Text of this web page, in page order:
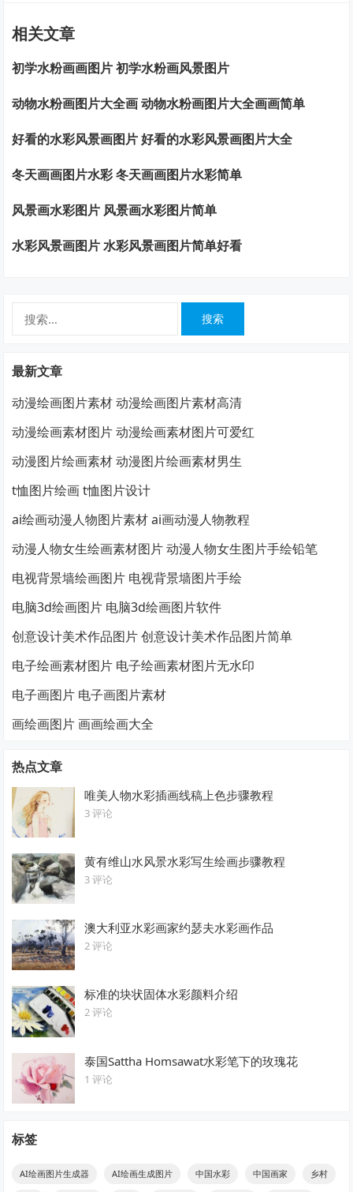
相关文章
初学水粉画画图片 初学水粉画风景图片
动物水粉画图片大全画 动物水粉画图片大全画画简单
好看的水彩风景画图片 好看的水彩风景画图片大全
冬天画画图片水彩 冬天画画图片水彩简单
风景画水彩图片 风景画水彩图片简单
水彩风景画图片 水彩风景画图片简单好看
最新文章
动漫绘画图片素材 动漫绘画图片素材高清
动漫绘画素材图片 动漫绘画素材图片可爱红
动漫图片绘画素材 动漫图片绘画素材男生
t恤图片绘画 t恤图片设计
ai绘画动漫人物图片素材 ai画动漫人物教程
动漫人物女生绘画素材图片 动漫人物女生图片手绘铅笔
电视背景墙绘画图片 电视背景墙图片手绘
电脑3d绘画图片 电脑3d绘画图片软件
创意设计美术作品图片 创意设计美术作品图片简单
电子绘画素材图片 电子绘画素材图片无水印
电子画图片 电子画图片素材
画绘画图片 画画绘画大全
热点文章
唯美人物水彩插画线稿上色步骤教程
3 评论
黄有维山水风景水彩写生绘画步骤教程
3 评论
澳大利亚水彩画家约瑟夫水彩画作品
2 评论
标准的块状固体水彩颜料介绍
2 评论
泰国Sattha Homsawat水彩笔下的玫瑰花
1 评论
标签
AI绘画图片生成器 AI绘画生成图片 中国水彩 中国画家 乡村